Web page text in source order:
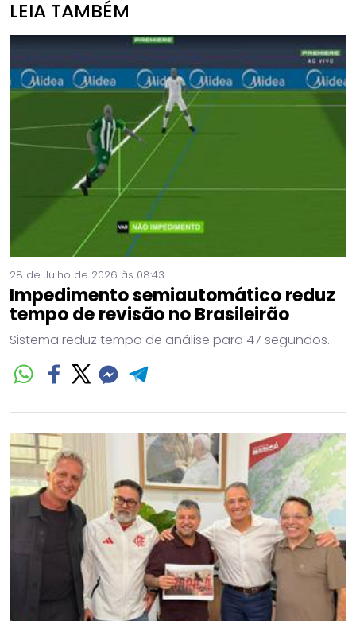
LEIA TAMBÉM
28 de Julho de 2026 às 08:43
Impedimento semiautomático reduz
tempo de revisão no Brasileirão
Sistema reduz tempo de análise para 47 segundos.